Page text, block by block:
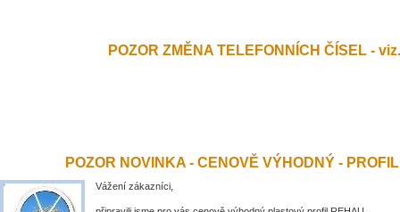
POZOR ZMĚNA TELEFONNÍCH ČÍSEL -
POZOR NOVINKA - CENOVĚ VÝHODNÝ -
Vážení zákazníci,